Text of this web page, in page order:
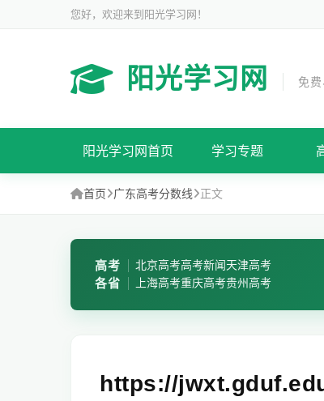
您好，欢迎来到阳光学习网！
阳光学习网 免
阳光学习网首页 学习专题
首页 广东高考分数线 正文
高考 北京高考高考新闻天津高考
各省 上海高考重庆高考贵州高考
https://